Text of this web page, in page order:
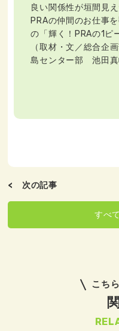
良い関係性が垣間見え
PRAの仲間のお仕事
の「輝く！PRAの1ピ
（取材・文／総合
島センター部 池田真
< 次の記事
すべ
こち